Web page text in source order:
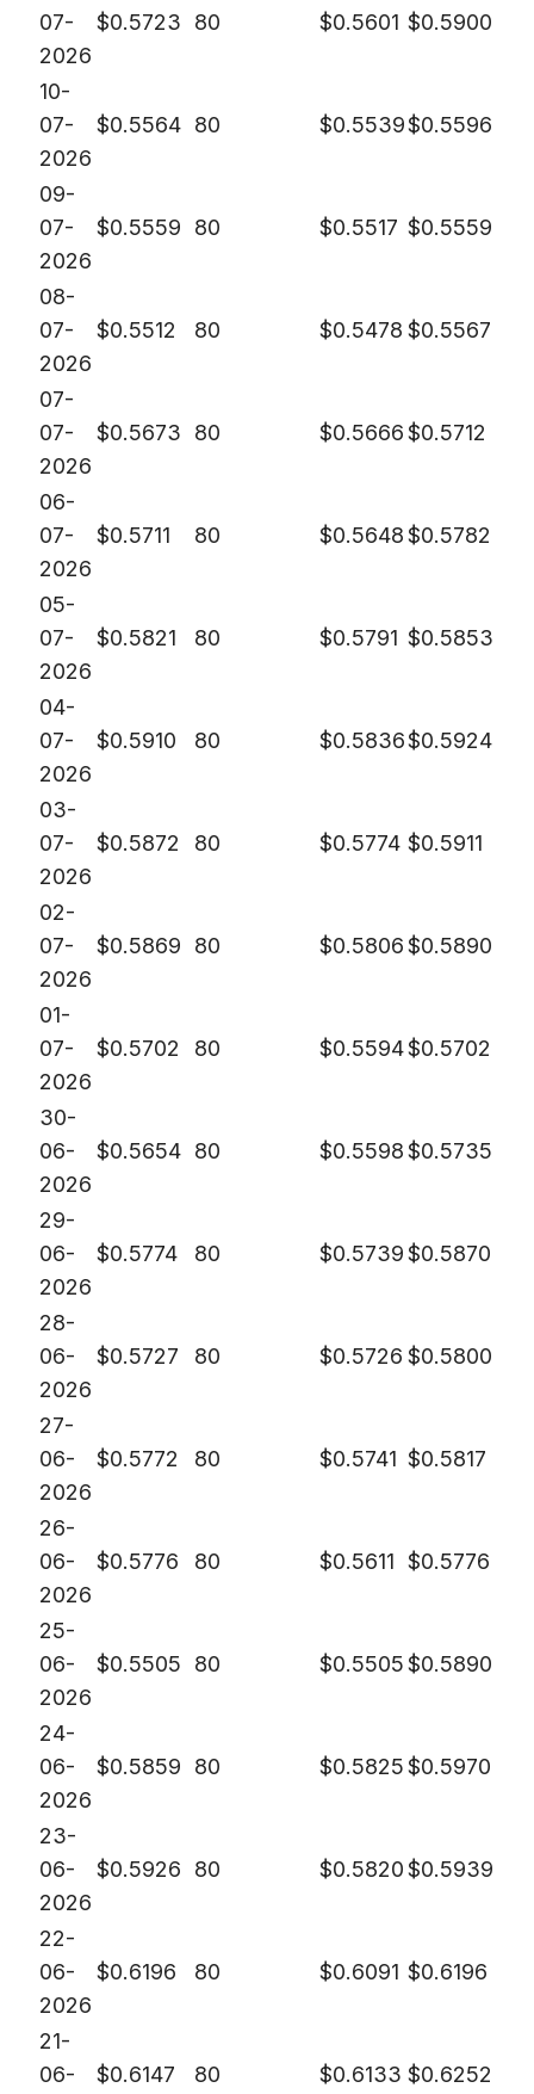
07-
2026
$0.5723 80 $0.5601 $0.5900
10-
07-
2026
$0.5564 80 $0.5539$0.5596
09-
07-
2026
$0.5559 80 $0.5517 $0.5559
08-
07-
2026
$0.5512 80 $0.5478 $0.5567
07-
07-
2026
$0.5673 80 $0.5666$0.5712
06-
07-
2026
$0.5711 80 $0.5648$0.5782
05-
07-
2026
$0.5821 80 $0.5791 $0.5853
04-
07-
2026
$0.5910 80 $0.5836$0.5924
03-
07-
2026
$0.5872 80 $0.5774 $0.5911
02-
07-
2026
$0.5869 80 $0.5806$0.5890
01-
07-
2026
$0.5702 80 $0.5594$0.5702
30-
06-
2026
$0.5654 80 $0.5598$0.5735
29-
06-
2026
$0.5774 80 $0.5739$0.5870
28-
06-
2026
$0.5727 80 $0.5726 $0.5800
27-
06-
2026
$0.5772 80 $0.5741 $0.5817
26-
06-
2026
$0.5776 80 $0.5611 $0.5776
25-
06-
2026
$0.5505 80 $0.5505$0.5890
24-
06-
2026
$0.5859 80 $0.5825$0.5970
23-
06-
2026
$0.5926 80 $0.5820$0.5939
22-
06-
2026
$0.6196 80 $0.6091 $0.6196
21-
06-
$0.6147 80 $0.6133 $0.6252